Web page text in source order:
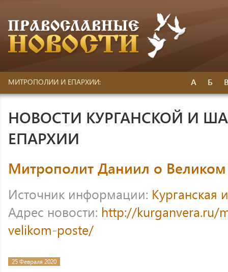
МИТРОПОЛИИ И ЕПАРХИИ: А Б
НОВОСТИ КУРГАНСКОЙ И
ЕПАРХИИ
Митрополит Даниил о Великом
Источник информации: Курганская
Адрес новости: http://kurganvera.ru/
velikom-poste/
25 Февраля 2020